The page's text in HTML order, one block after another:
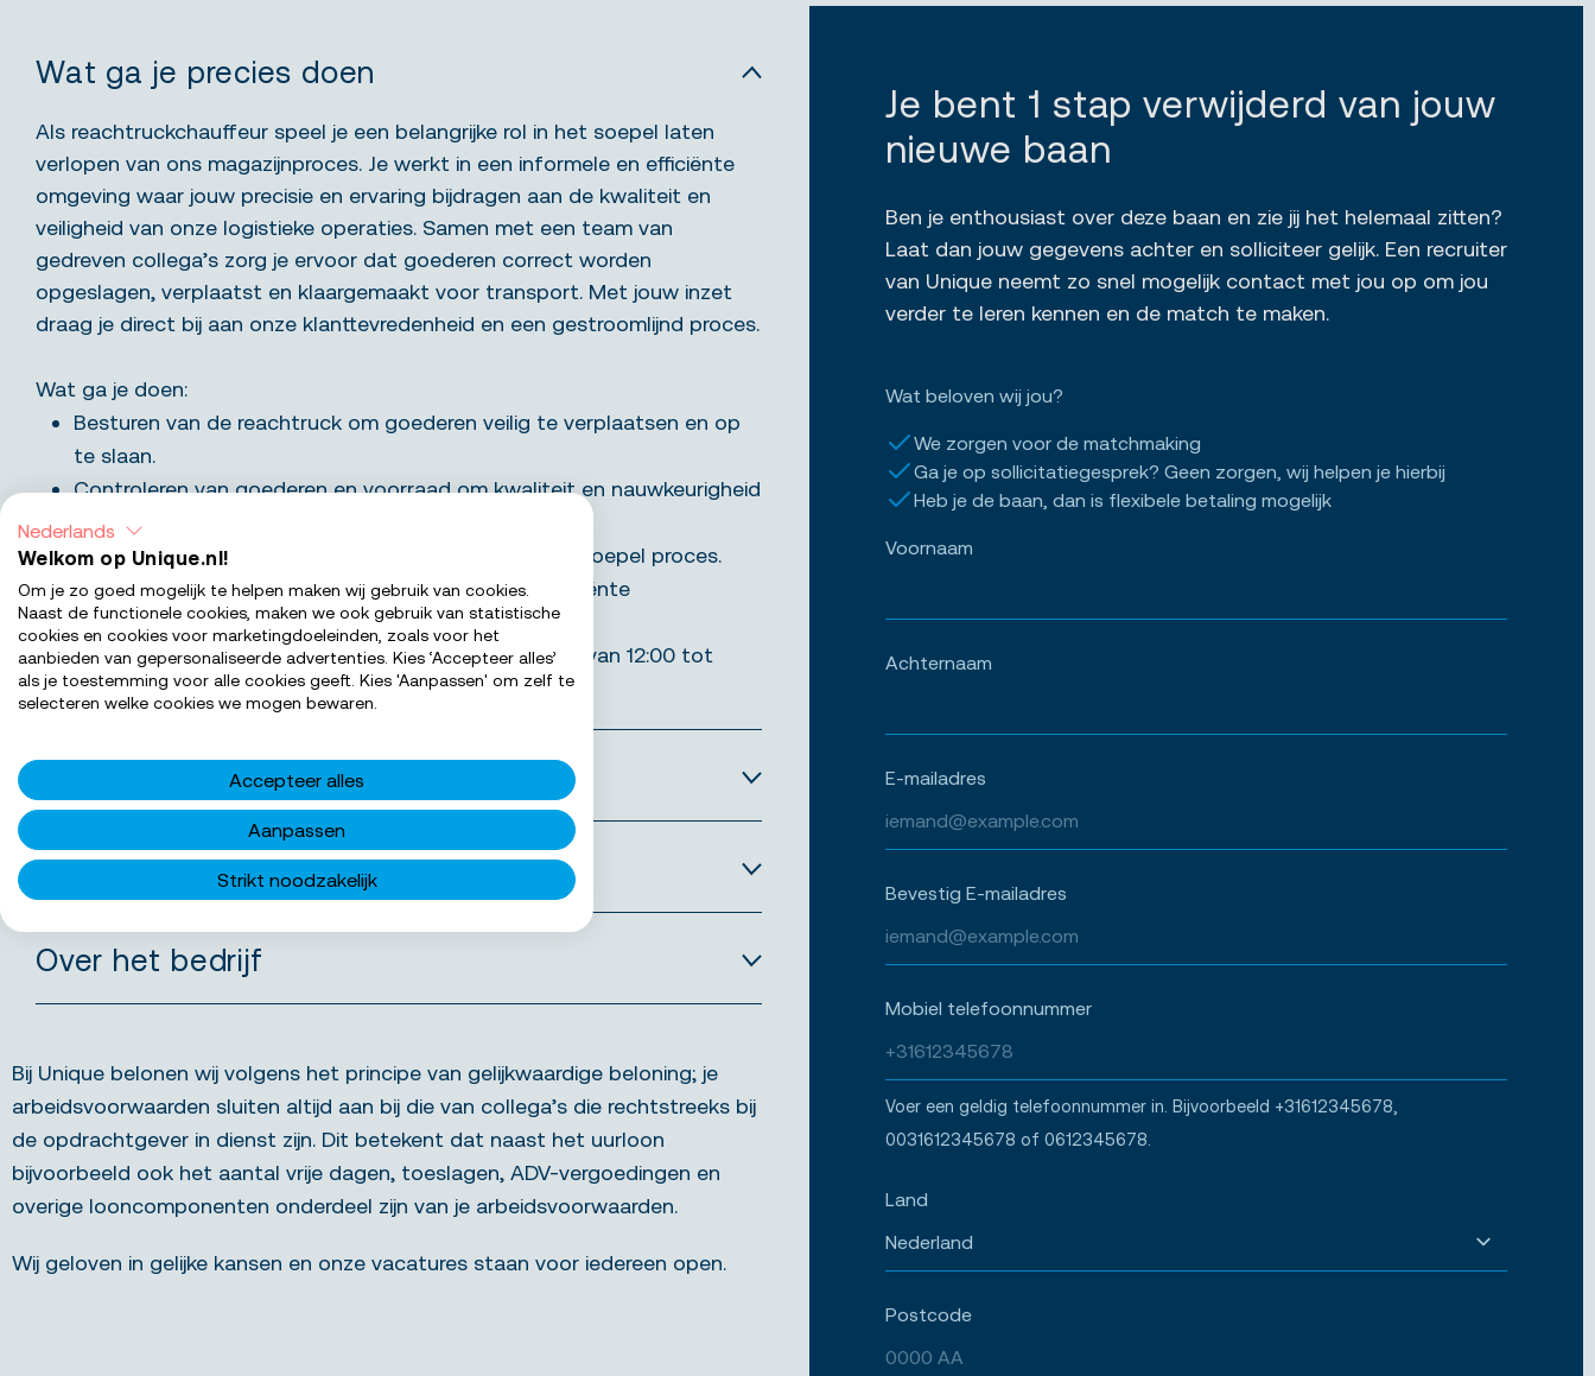
Wat ga je precies doen
Als reachtruckchauffeur speel je een belangrijke rol in het soepel laten
verlopen van ons magazijnproces. Je werkt in een informele en efficiënte
omgeving waar jouw precisie en ervaring bijdragen aan de kwaliteit en
veiligheid van onze logistieke operaties. Samen met een team van
gedreven collega’s zorg je ervoor dat goederen correct worden
opgeslagen, verplaatst en klaargemaakt voor transport. Met jouw inzet
draag je direct bij aan onze klanttevredenheid en een gestroomlijnd proces.
Wat ga je doen:
Besturen van de reachtruck om goederen veilig te verplaatsen en op
te slaan.
Controleren van goederen en voorraad om kwaliteit en nauwkeurigheid
te waarborgen.
Orderpicken en intern transport verzorgen voor een soepel proces.
Samenwerken met collega’s om een prettige en efficiënte
werkomgeving te creëren.
Werken in wisselende diensten van 6:00 tot 15:00 en van 12:00 tot
21:00 uur.
Wat bieden we jou
Functie-eisen
Over het bedrijf
Bij Unique belonen wij volgens het principe van gelijkwaardige beloning; je
arbeidsvoorwaarden sluiten altijd aan bij die van collega’s die rechtstreeks bij
de opdrachtgever in dienst zijn. Dit betekent dat naast het uurloon
bijvoorbeeld ook het aantal vrije dagen, toeslagen, ADV-vergoedingen en
overige looncomponenten onderdeel zijn van je arbeidsvoorwaarden.
Wij geloven in gelijke kansen en onze vacatures staan voor iedereen open.
Je bent 1 stap verwijderd van jouw
nieuwe baan
Ben je enthousiast over deze baan en zie jij het helemaal zitten?
Laat dan jouw gegevens achter en solliciteer gelijk. Een recruiter
van Unique neemt zo snel mogelijk contact met jou op om jou
verder te leren kennen en de match te maken.
Wat beloven wij jou?
We zorgen voor de matchmaking
Ga je op sollicitatiegesprek? Geen zorgen, wij helpen je hierbij
Heb je de baan, dan is flexibele betaling mogelijk
Voornaam
Achternaam
E-mailadres
Bevestig E-mailadres
Mobiel telefoonnummer
Voer een geldig telefoonnummer in. Bijvoorbeeld +31612345678,
0031612345678 of 0612345678.
Land
Postcode
Nederlands
Welkom op Unique.nl!
Om je zo goed mogelijk te helpen maken wij gebruik van cookies.
Naast de functionele cookies, maken we ook gebruik van statistische
cookies en cookies voor marketingdoeleinden, zoals voor het
aanbieden van gepersonaliseerde advertenties. Kies ‘Accepteer alles’
als je toestemming voor alle cookies geeft. Kies 'Aanpassen' om zelf te
selecteren welke cookies we mogen bewaren.
Accepteer alles
Aanpassen
Strikt noodzakelijk